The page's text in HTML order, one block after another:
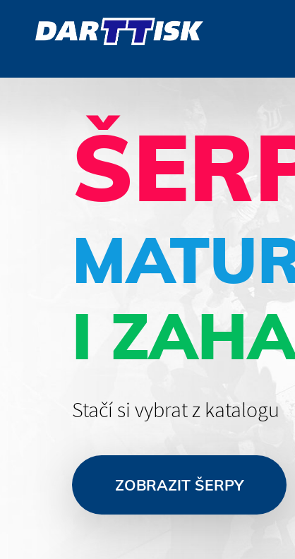
I
Stačí si vybrat z katalogu
ZOBRAZIT ŠERPY